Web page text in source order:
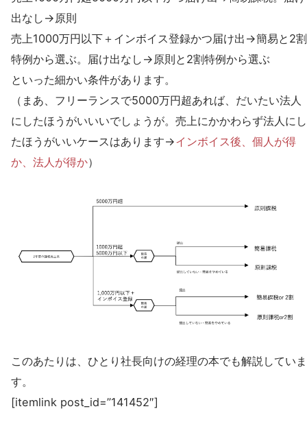
出なし→原則
売上1000万円以下＋インボイス登録かつ届け出→簡易と2割
特例から選ぶ。届け出なし→原則と2割特例から選ぶ
といった細かい条件があります。
（まあ、フリーランスで5000万円超あれば、だいたい法人
にしたほうがいいいでしょうが。売上にかかわらず法人にし
たほうがいいケースはあります→インボイス後、個人が得
か、法人が得か）
このあたりは、ひとり社長向けの経理の本でも解説していま
す。
[itemlink post_id=”141452″]